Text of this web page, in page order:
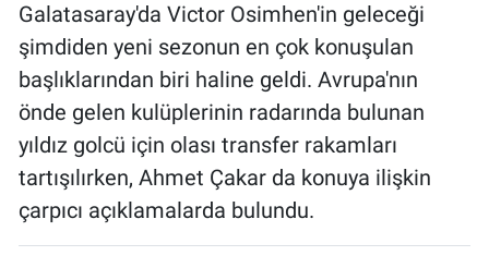
Galatasaray'da Victor Osimhen'in geleceği
şimdiden yeni sezonun en çok konuşulan
başlıklarından biri haline geldi. Avrupa'nın
önde gelen kulüplerinin radarında bulunan
yıldız golcü için olası transfer rakamları
tartışılırken, Ahmet Çakar da konuya ilişkin
çarpıcı açıklamalarda bulundu.
İletişim (Künye)